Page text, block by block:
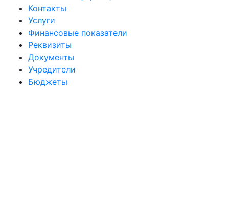
Контакты
Услуги
Финансовые показатели
Реквизиты
Документы
Учредители
Бюджеты